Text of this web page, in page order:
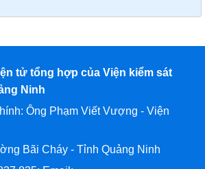
tử tổng hợp của Viện kiểm sát
Ninh
Ông Phạm Viết Vượng - Viện
Bãi Cháy - Tỉnh Quảng Ninh